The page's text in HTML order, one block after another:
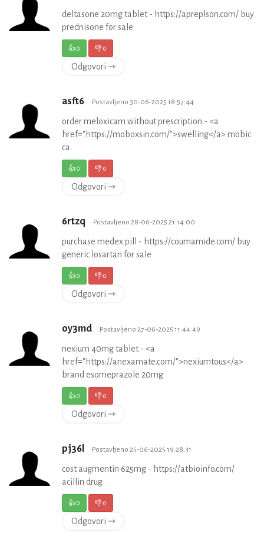
deltasone 20mg tablet - https://apreplson.com/ buy
prednisone for sale
👍0 👎0
Odgovori ⇾
asft6 Postavljeno 30-06-2025 18:57:44
order meloxicam without prescription - <a
href="https://moboxsin.com/">swelling</a> mobic
ca
👍0 👎0
Odgovori ⇾
6rtzq Postavljeno 28-06-2025 21:14:00
purchase medex pill - https://coumamide.com/ buy
generic losartan for sale
👍0 👎0
Odgovori ⇾
oy3md Postavljeno 27-06-2025 11:44:49
nexium 40mg tablet - <a
href="https://anexamate.com/">nexiumtous</a>
brand esomeprazole 20mg
👍0 👎0
Odgovori ⇾
pj36l Postavljeno 25-06-2025 19:28:31
cost augmentin 625mg - https://atbioinfo.com/
acillin drug
👍0 👎0
Odgovori ⇾